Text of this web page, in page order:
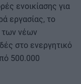
ενοικίασης για
εργασίας, το
των νέων
στο ενεργητικό
500.000